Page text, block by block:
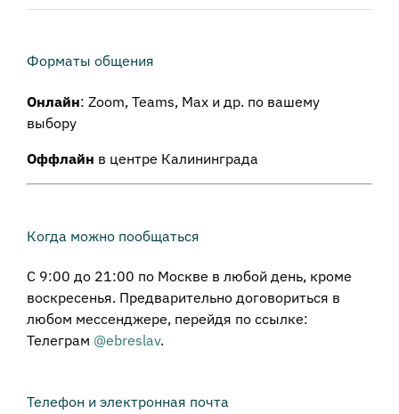
Форматы общения
Онлайн: Zoom, Teams, Max и др. по вашему
выбору
Оффлайн в центре Калининграда
Когда можно пообщаться
С 9:00 до 21:00 по Москве в любой день, кроме
воскресенья. Предварительно договориться в
любом мессенджере, перейдя по ссылке:
Телеграм @ebreslav.
Телефон и электронная почта